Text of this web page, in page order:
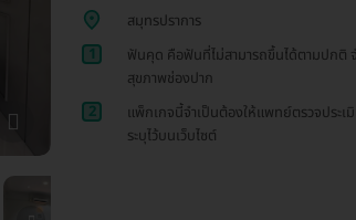
สมุทรปราการ
1
ฟันคุด คือฟันที่ไม่สามารถขึ้นได้ตามปกติ
สุขภาพช่องปาก
2
แพ็กเกจนี้จำเป็นต้องให้แพทย์ตรวจประเ
ระบุไว้บนเว็บไซต์